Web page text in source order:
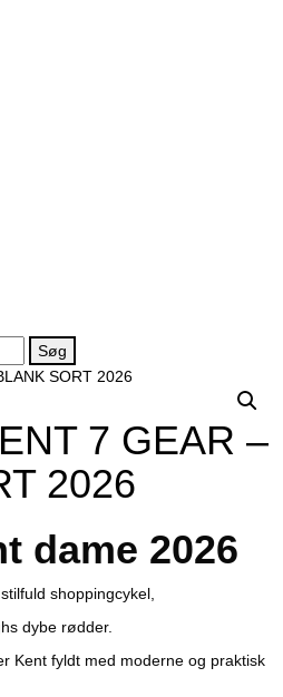
Søg
7 GEAR –
2026
dame 2026
shoppingcykel,
dybe rødder.
Kent fyldt med moderne og praktisk